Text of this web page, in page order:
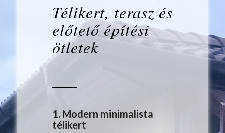
Télikert, terasz és
előtető építési
ötletek
1. Modern minimalista
télikert